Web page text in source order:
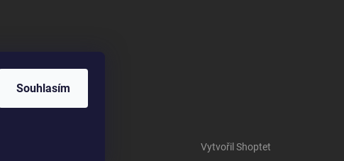
Souhlasím
Vytvořil Shoptet